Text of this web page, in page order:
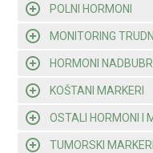
POLNI HORMONI
MONITORING
HORMONI
KOŠTANI MARKERI
OSTALI HORMONI I
TUMORSKI MARKERI